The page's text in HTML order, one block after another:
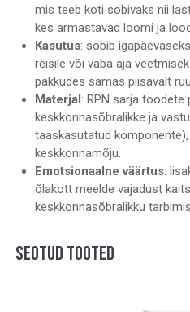
mis teeb koti sobivaks nii
kes armastavad loomi ja
Kasutus: sobib
reisile või vaba aja
pakkudes samas piisavalt
Materjal: RPN sarja toodete
keskkonnasõbralikke ja
taaskasutatud
keskkonnamõju.
Emotsionaalne väärtus:
õlakott meelde vajadust
keskkonnasõbralikku
SEOTUD TOOTED